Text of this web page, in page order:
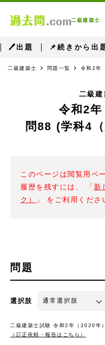
二級建築士
🖊出題 📌続きから出
二級建築士 問題一覧 令和2年
二級
令和2年
問88 (学科4
このページは閲覧用ペ
履歴を残すには、 「 新
ク）
」 をご利用くださ
問題
選択肢
二級建築士試験 令和2年（2020年
（訂正依頼・報告はこちら）